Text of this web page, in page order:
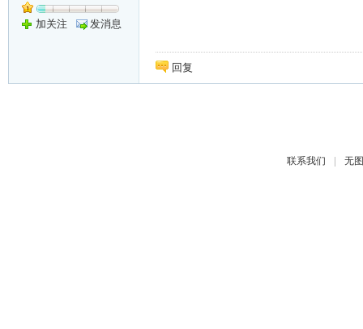
加关注 发消息
回复
联系我们 | 无